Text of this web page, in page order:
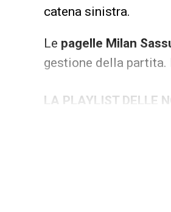
catena sinistra.
Le pagelle Milan
gestione della partita.
LA PLAYLIST DELLE